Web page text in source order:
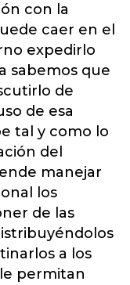
con la
caer en el
expedirlo
sabemos que
de
de esa
tal y como lo
del
manejar
los
de las
a los
permitan